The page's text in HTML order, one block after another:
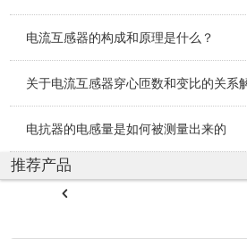
电流互感器的构成和原理是什么？
关于电流互感器穿心匝数和变比的关系
电抗器的电感量是如何被测量出来的
推荐产品